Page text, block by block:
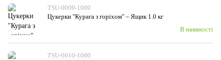
TSU-0009-1000
Цукерки "Курага з горiхом" – Ящик 1.0 кг
В наявності
TSU-0010-1000